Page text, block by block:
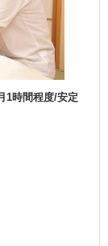
1時間程度/安定